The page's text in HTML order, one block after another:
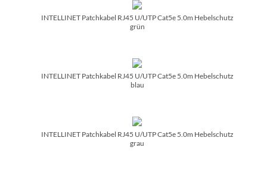
INTELLINET Patchkabel RJ45 U/­UTP Cat5e 5.0m Hebelschutz
grün
INTELLINET Patchkabel RJ45 U/­UTP Cat5e 5.0m Hebelschutz
blau
INTELLINET Patchkabel RJ45 U/­UTP Cat5e 5.0m Hebelschutz
grau